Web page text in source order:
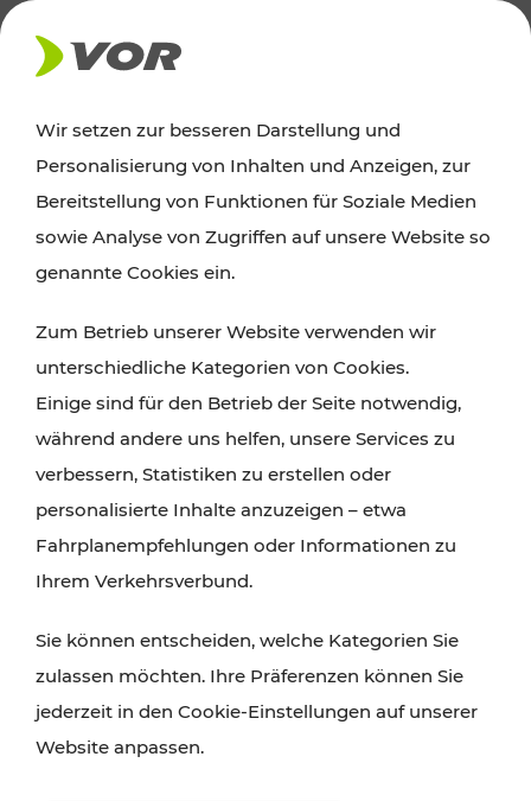
AKTUELLES
News
Alle wichtigen Meldungen zu Fahrplanänderungen,
finden Sie hier im Überblick.
Wir setzen zur besseren Darstellung und
Personalisierung von Inhalten und Anzeigen, zur
Bereitstellung von Funktionen für Soziale Medien
sowie Analyse von Zugriffen auf unsere Website so
genannte Cookies ein.
Zum Betrieb unserer Website verwenden wir
unterschiedliche Kategorien von Cookies.
Einige sind für den Betrieb der Seite notwendig,
während andere uns helfen, unsere Services zu
verbessern, Statistiken zu erstellen oder
personalisierte Inhalte anzuzeigen – etwa
Fahrplanempfehlungen oder Informationen zu
Ihrem Verkehrsverbund.
Sie können entscheiden, welche Kategorien Sie
zulassen möchten. Ihre Präferenzen können Sie
jederzeit in den Cookie-Einstellungen auf unserer
Website anpassen.